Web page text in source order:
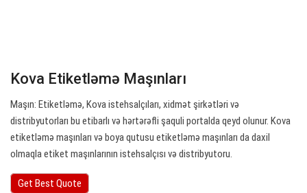
Kova Etiketləmə Maşınları
Maşın: Etiketləmə, Kova istehsalçıları, xidmət şirkətləri və
distribyutorları bu etibarlı və hərtərəfli şaquli portalda qeyd olunur. Kova
etiketləmə maşınları və boya qutusu etiketləmə maşınları da daxil
olmaqla etiket maşınlarının istehsalçısı və distribyutoru.
Get Best Quote